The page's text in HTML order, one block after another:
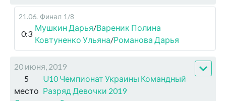
21.06. Финал 1/8
0:3
Мушкин Дарья/Вареник Полина
Ковтуненко Ульяна/Романова Дарья
20 июня, 2019
5
место
U10 Чемпионат Украины Командный
Разряд Девочки 2019